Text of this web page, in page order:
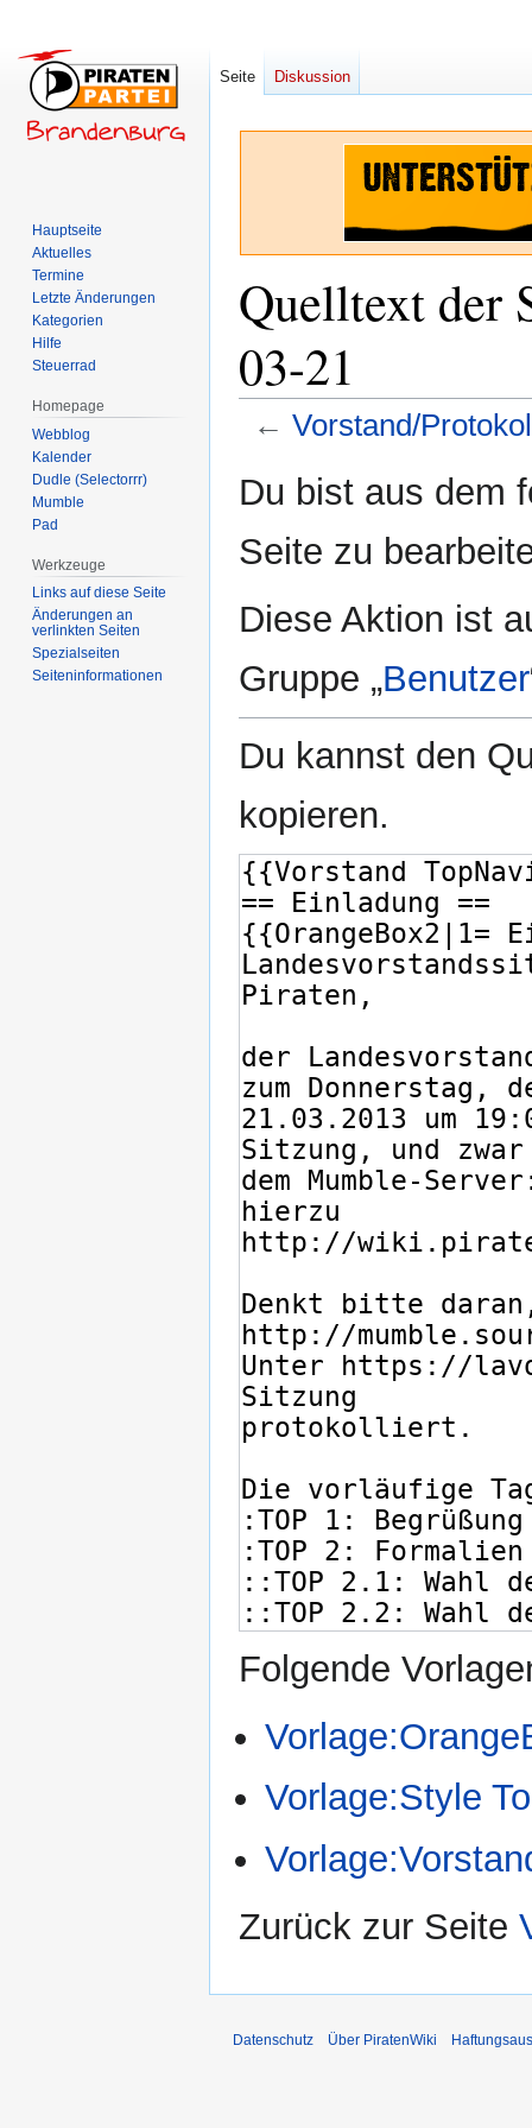
Quelltext der
03-21
← Vorstand/
Navigation
Suche
Du bist aus dem
Seite zu
Diese Aktion ist
Gruppe „Benutzer
Du kannst den
kopieren.
Folgende
Vorlage:Style
Zurück zur Seite
Seite Diskussion
Hauptseite
Aktuelles
Termine
Letzte Änderungen
Kategorien
Hilfe
Steuerrad
Homepage
Webblog
Kalender
Dudle (Selectorrr)
Mumble
Pad
Werkzeuge
Links auf diese Seite
Änderungen an
verlinkten Seiten
Spezialseiten
Seiten­­informationen
Datenschutz Über PiratenWiki